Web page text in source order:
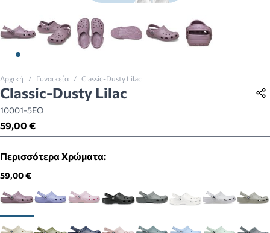
View larger image
View larger imageView larger imageView larger image
View larger image
View larger
Αρχική / Γυναικεία / Classic-Dusty Lilac
Classic-Dusty Lilac
10001-5EO
59,00 €
Περισσότερα Χρώματα:
59,00 €